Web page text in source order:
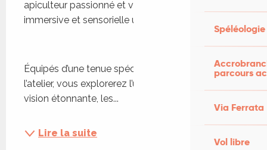
Spéléologie
parcours
Via Ferrata
Vol libre
apiculteur passionné et vivez une expérience
immersive et sensorielle unique.
Équipés d’une tenue spécialement prêtée pour
l’atelier, vous explorerez l’univers des abeilles : leur
vision étonnante, les...
Lire la suite